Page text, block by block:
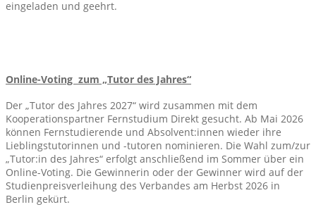
eingeladen und geehrt.
Online-Voting zum „Tutor des Jahres“
Der „Tutor des Jahres 2027“ wird zusammen mit dem
Kooperationspartner Fernstudium Direkt gesucht. Ab Mai 2026
können Fernstudierende und Absolvent:innen wieder ihre
Lieblingstutorinnen und -tutoren nominieren. Die Wahl zum/zur
„Tutor:in des Jahres“ erfolgt anschließend im Sommer über ein
Online-Voting. Die Gewinnerin oder der Gewinner wird auf der
Studienpreisverleihung des Verbandes am Herbst 2026 in
Berlin gekürt.